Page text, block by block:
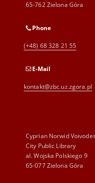
65-762 Zielona Góra
Phone
(+48) 68 328 21 55
E-Mail
kontakt@zbc.uz.zgora.pl
Cyprian Norwid
City Public Library
al. Wojska Polskiego 9
65-077 Zielona Góra